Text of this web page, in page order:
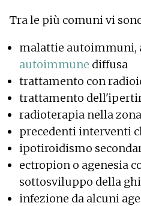
Tra le più comuni vi
malattie autoimmuni,
autoimmune diffusa
trattamento con
trattamento
radioterapia nella
precedenti interventi
ipotiroidismo
ectropion o agenesia
sottosviluppo della
infezione da alcuni